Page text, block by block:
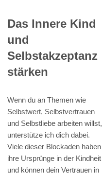
Das Innere Kind
und
Selbstakzeptanz
stärken
Wenn du an Themen wie
Selbstwert, Selbstvertrauen
und Selbstliebe arbeiten willst,
unterstütze ich dich dabei.
Viele dieser Blockaden haben
ihre Ursprünge in der Kindheit
und können dein Vertrauen in